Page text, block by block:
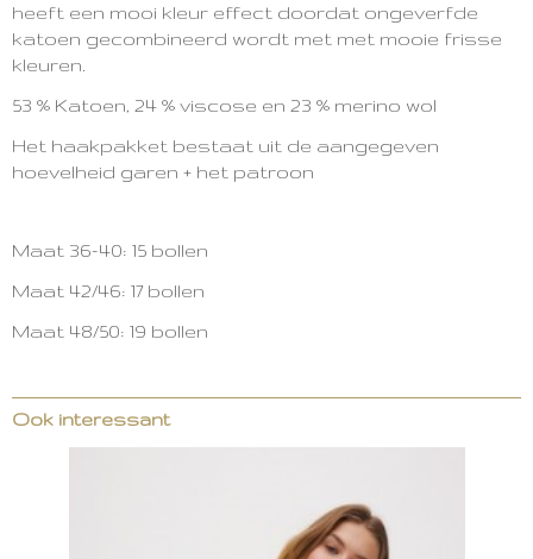
heeft een mooi kleur effect doordat ongeverfde
katoen gecombineerd wordt met met mooie frisse
kleuren.
53 % Katoen, 24 % viscose en 23 % merino wol
Het haakpakket bestaat uit de aangegeven
hoevelheid garen + het patroon
Maat 36-40: 15 bollen
Maat 42/46: 17 bollen
Maat 48/50: 19 bollen
Ook interessant